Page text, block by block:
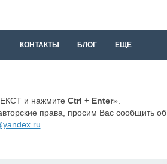
КОНТАКТЫ БЛОГ ЕЩЕ
и нажмите Ctrl + Enter».
права, просим Вас сообщить об